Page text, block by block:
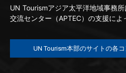
UN Tourismアジア太平洋地域事務
交流センター（APTEC）の支援によ
UN Tourism本部のサイトの各